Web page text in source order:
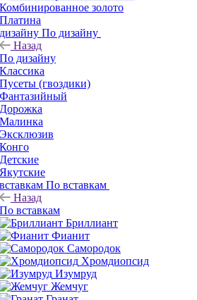
Комбинированное золото
Платина
По дизайну
Назад
По дизайну
Классика
Пусеты (гвоздики)
Фантазийный
Дорожка
Малинка
Эксклюзив
Конго
Детские
Якутские
По вставкам
Назад
По вставкам
Бриллиант
Фианит
Самородок
Хромдиопсид
Изумруд
Жемчуг